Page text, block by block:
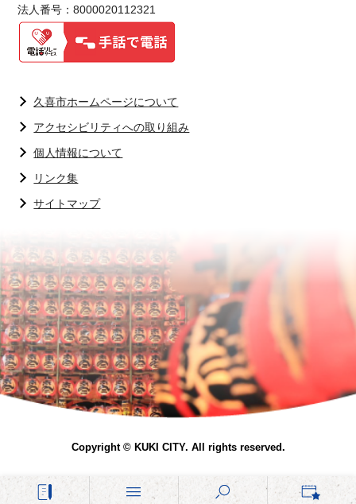
法人番号：8000020112321
久喜市ホームページについて
アクセシビリティへの取り組み
個人情報について
リンク集
サイトマップ
Copyright © KUKI CITY. All rights reserved.